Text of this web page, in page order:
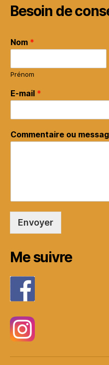
Besoin de
Nom *
Prénom
E-mail *
Commentaire ou
Envoyer
Me suivre